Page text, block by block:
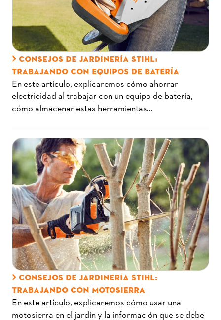
CONSEJOS DE JARDINERÍA STIHL:
TRABAJANDO CON EQUIPOS DE BATERÍA
En este artículo, explicaremos cómo ahorrar
electricidad al trabajar con un equipo de batería,
cómo almacenar estas herramientas...
CONSEJOS DE JARDINERÍA STIHL:
TRABAJANDO CON MOTOSIERRA
En este artículo, explicaremos cómo usar una
motosierra en el jardín y la información que se debe